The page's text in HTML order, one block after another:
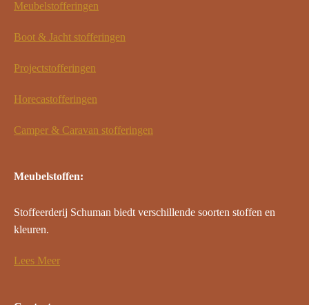
Meubelstofferingen
Boot & Jacht stofferingen
Projectstofferingen
Horecastofferingen
Camper & Caravan stofferingen
Meubelstoffen:
Stoffeerderij Schuman biedt verschillende soorten stoffen en
kleuren.
Lees Meer